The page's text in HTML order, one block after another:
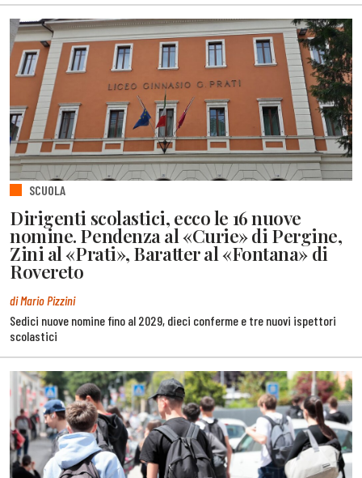
SCUOLA
Dirigenti scolastici, ecco le 16 nuove
nomine. Pendenza al «Curie» di Pergine,
Zini al «Prati», Baratter al «Fontana» di
Rovereto
di Mario Pizzini
Sedici nuove nomine fino al 2029, dieci conferme e tre nuovi ispettori
scolastici